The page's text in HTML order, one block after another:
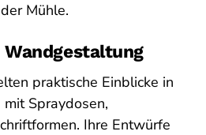
Mühle.
praktische Einblicke in
Spraydosen,
Ihre Entwürfe